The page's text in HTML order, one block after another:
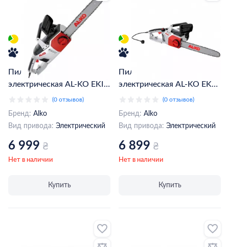
Пила цепная
электрическая AL-KO EKI
2200/40 (112809/042450)
(0 отзывов)
Бренд: Alko
Вид привода: Электрический
6 999 ₴
Нет в наличии
Купить
Пилка цепная
электрическая AL-KO EKS
2400/40 (112808)(0 отзывов)
Бренд: Alko
Вид привода: Электрический
6 899 ₴
Нет в наличии
Купить